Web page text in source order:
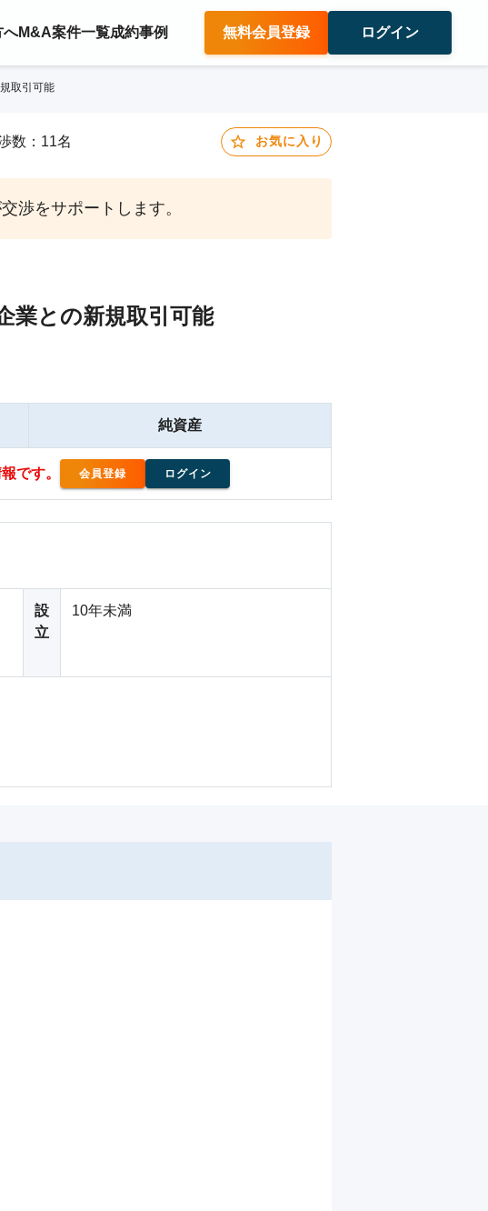
へM&A案件一覧成約事例 無料会員登録 ログイン
取引可能
数：11名 お気に入り
渉をサポートします。
業との新規取引可能
です。 会員登録 ログイン
純資産
設
立
10年未満